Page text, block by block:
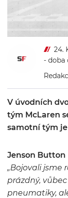
24.
- doba
V úvodních
tým McLaren
samotní tým
Jenson Button
„Bojovali jsme
prázdný,
pneumatiky,